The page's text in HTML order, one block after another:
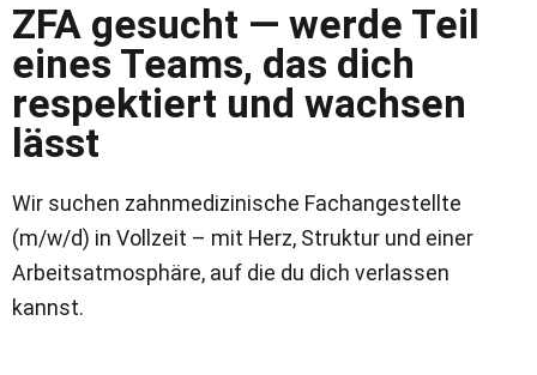
ZFA gesucht — werde Teil
eines Teams, das dich
respektiert und wachsen
lässt
Wir suchen zahnmedizinische Fachangestellte
(m/w/d) in Vollzeit – mit Herz, Struktur und einer
Arbeitsatmosphäre, auf die du dich verlassen
kannst.